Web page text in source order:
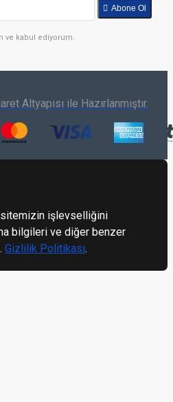
Abone Ol
ve kabul ediyorum.
Altyapısı ile Hazırlanmıştır.
işlevselliğini
bilgileri ve diğer benzer
Gizlilik Politikası.